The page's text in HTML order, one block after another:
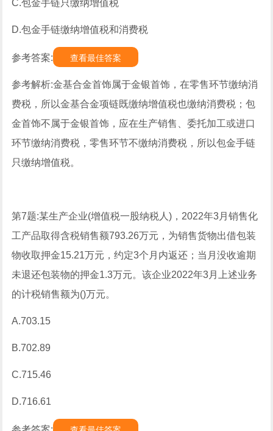
C.包金手链只缴纳增值税
D.包金手链缴纳增值税和消费税
参考答案: 查看最佳答案
参考解析:金基合金首饰属于金银首饰，在零售环节缴纳消
费税，所以金基合金项链既缴纳增值税也缴纳消费税；包
金首饰不属于金银首饰，应在生产销售、委托加工或进口
环节缴纳消费税，零售环节不缴纳消费税，所以包金手链
只缴纳增值税。
第7题:某生产企业(增值税一股纳税人)，2022年3月销售化
工产品取得含税销售额793.26万元，为销售货物出借包装
物收取押金15.21万元，约定3个月内返还；当月没收逾期
未退还包装物的押金1.3万元。该企业2022年3月上述业务
的计税销售额为()万元。
A.703.15
B.702.89
C.715.46
D.716.61